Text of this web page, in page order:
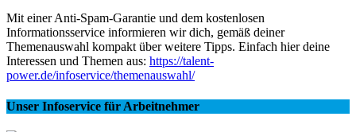
Mit einer Anti-Spam-Garantie und dem kostenlosen
Informationsservice informieren wir dich, gemäß deiner
Themenauswahl kompakt über weitere Tipps. Einfach hier deine
Interessen und Themen aus: https://talent-
power.de/infoservice/themenauswahl/
Unser Infoservice für Arbeitnehmer